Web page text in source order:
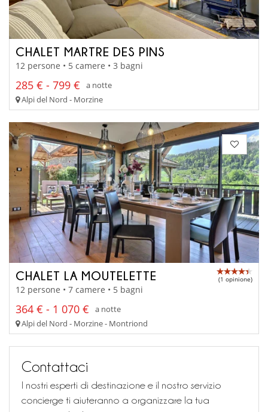
CHALET MARTRE DES PINS
12 persone • 5 camere • 3 bagni
285 € - 799 €
a notte
Alpi del Nord - Morzine
CHALET LA MOUTELETTE (1 opinione)
12 persone • 7 camere • 5 bagni
364 € - 1 070 €
a notte
Alpi del Nord - Morzine - Montriond
Contattaci
I nostri esperti di destinazione e il nostro servizio
concierge ti aiuteranno a organizzare la tua